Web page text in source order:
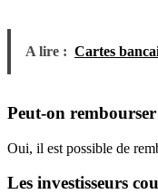
A lire : Cartes
Peut-on
Oui, il est possible de
Les investisseurs